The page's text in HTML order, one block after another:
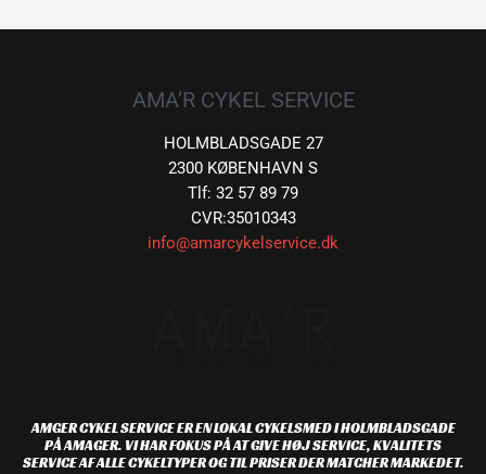
AMA’R CYKEL SERVICE
HOLMBLADSGADE 27
2300 KØBENHAVN S
Tlf: 32 57 89 79
CVR:35010343
info@amarcykelservice.dk
AMGER CYKEL SERVICE ER EN LOKAL CYKELSMED I HOLMBLADSGADE
PÅ AMAGER. VI HAR FOKUS PÅ AT GIVE HØJ SERVICE, KVALITETS
SERVICE AF ALLE CYKELTYPER OG TIL PRISER DER MATCHER MARKEDET.